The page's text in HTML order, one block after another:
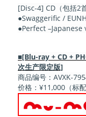
[Disc-4] CD（包括2
●Swaggerific /
●Perfect –Japanese
■[Blu-ray + CD +
次生产限定版]
商品编号：AVXK-
价格：¥11,000（标